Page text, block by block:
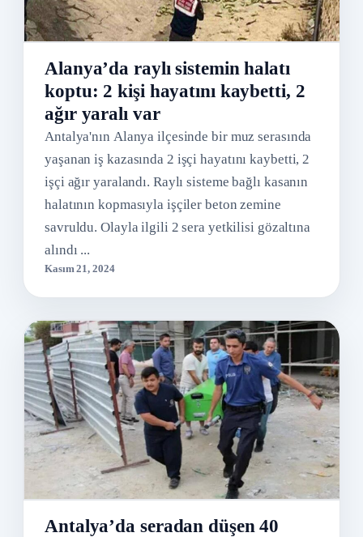
Alanya’da raylı sistemin halatı
koptu: 2 kişi hayatını kaybetti, 2
ağır yaralı var
Antalya'nın Alanya ilçesinde bir muz serasında
yaşanan iş kazasında 2 işçi hayatını kaybetti, 2
işçi ağır yaralandı. Raylı sisteme bağlı kasanın
halatının kopmasıyla işçiler beton zemine
savruldu. Olayla ilgili 2 sera yetkilisi gözaltına
alındı ...
Kasım 21, 2024
Antalya’da seradan düşen 40